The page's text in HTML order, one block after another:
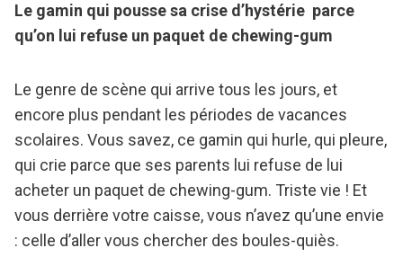
Le gamin qui pousse sa crise d’hystérie parce
qu’on lui refuse un paquet de chewing-gum
Le genre de scène qui arrive tous les jours, et
encore plus pendant les périodes de vacances
scolaires. Vous savez, ce gamin qui hurle, qui pleure,
qui crie parce que ses parents lui refuse de lui
acheter un paquet de chewing-gum. Triste vie ! Et
vous derrière votre caisse, vous n’avez qu’une envie
: celle d’aller vous chercher des boules-quiès.